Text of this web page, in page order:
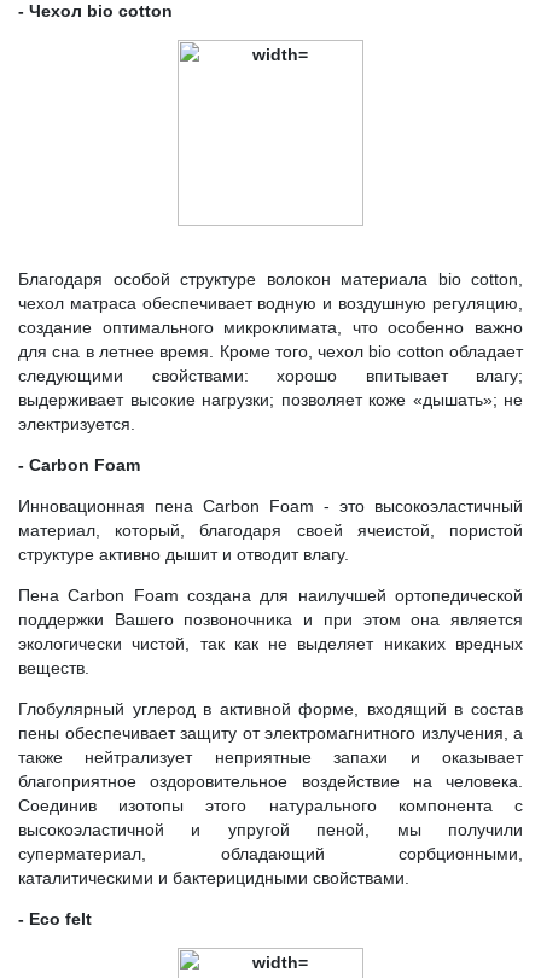
- Чехол bio cotton
Благодаря особой структуре волокон материала bio cotton,
чехол матраса обеспечивает водную и воздушную регуляцию,
создание оптимального микроклимата, что особенно важно
для сна в летнее время. Кроме того, чехол bio cotton обладает
следующими свойствами: хорошо впитывает влагу;
выдерживает высокие нагрузки; позволяет коже «дышать»; не
электризуется.
- Carbon Foam
Инновационная пена Carbon Foam - это высокоэластичный
материал, который, благодаря своей ячеистой, пористой
структуре активно дышит и отводит влагу.
Пена Carbon Foam создана для наилучшей ортопедической
поддержки Вашего позвоночника и при этом она является
экологически чистой, так как не выделяет никаких вредных
веществ.
Глобулярный углерод в активной форме, входящий в состав
пены обеспечивает защиту от электромагнитного излучения, а
также нейтрализует неприятные запахи и оказывает
благоприятное оздоровительное воздействие на человека.
Соединив изотопы этого натурального компонента с
высокоэластичной и упругой пеной, мы получили
суперматериал, обладающий сорбционными,
каталитическими и бактерицидными свойствами.
- Eco felt